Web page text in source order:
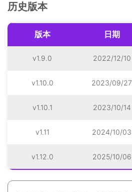
历史版本
版本 日期
v1.9.0 2022/12/10
v1.10.0 2023/09/27
v1.10.1 2023/10/14
v1.11 2024/10/03
v1.12.0 2025/10/06